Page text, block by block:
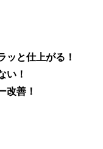
と仕上がる！
い！
改善！